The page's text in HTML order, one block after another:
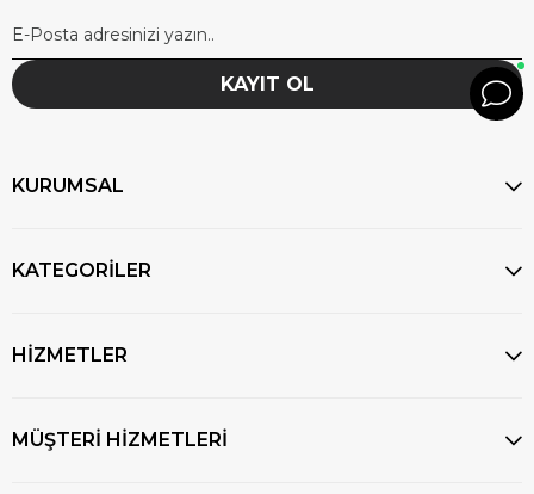
KAYIT OL
KURUMSAL
KATEGORİLER
HİZMETLER
MÜŞTERİ HİZMETLERİ